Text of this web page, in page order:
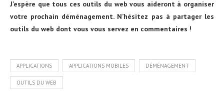
J’espère que tous ces outils du web vous aideront à organiser
votre prochain déménagement. N’hésitez pas à partager les
outils du web dont vous vous servez en commentaires !
APPLICATIONS APPLICATIONS MOBILES DÉMÉNAGEMENT
OUTILS DU WEB